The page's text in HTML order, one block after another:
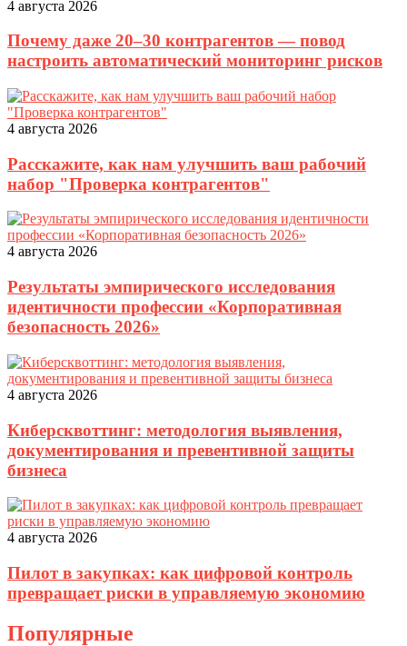
4 августа 2026
Почему даже 20–30 контрагентов — повод
настроить автоматический мониторинг рисков
4 августа 2026
Расскажите, как нам улучшить ваш рабочий
набор "Проверка контрагентов"
4 августа 2026
Результаты эмпирического исследования
идентичности профессии «Корпоративная
безопасность 2026»
4 августа 2026
Киберсквоттинг: методология выявления,
документирования и превентивной защиты
бизнеса
4 августа 2026
Пилот в закупках: как цифровой контроль
превращает риски в управляемую экономию
Популярные